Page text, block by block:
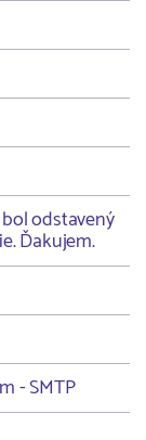
odstavený
Ďakujem.
- SMTP